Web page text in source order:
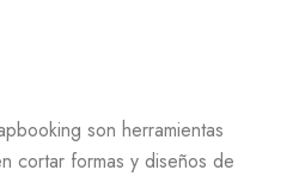
son herramientas
cortar formas y diseños de